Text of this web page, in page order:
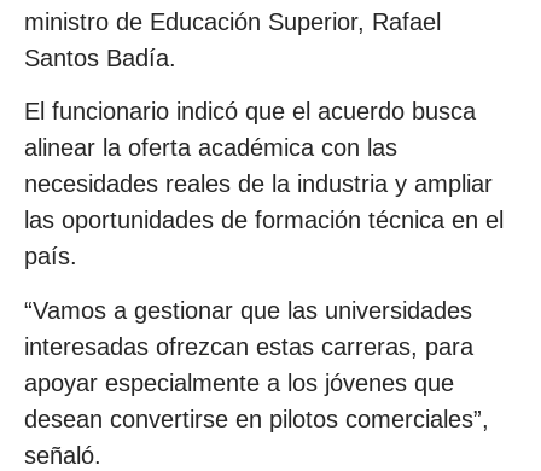
ministro de Educación Superior, Rafael
Santos Badía.
El funcionario indicó que el acuerdo busca
alinear la oferta académica con las
necesidades reales de la industria y ampliar
las oportunidades de formación técnica en el
país.
“Vamos a gestionar que las universidades
interesadas ofrezcan estas carreras, para
apoyar especialmente a los jóvenes que
desean convertirse en pilotos comerciales”,
señaló.